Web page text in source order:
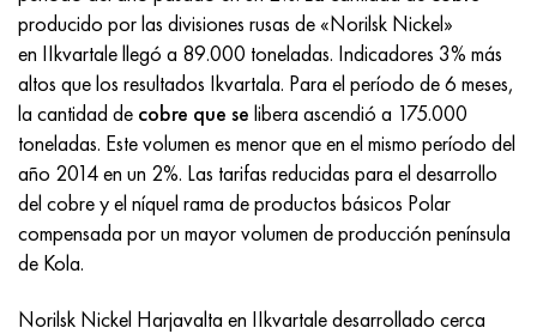
producido por las divisiones rusas de «Norilsk Nickel»
en IIkvartale llegó a 89.000 toneladas. Indicadores 3% más
altos que los resultados Ikvartala. Para el período de 6 meses,
la cantidad de cobre que se libera ascendió a 175.000
toneladas. Este volumen es menor que en el mismo período del
año 2014 en un 2%. Las tarifas reducidas para el desarrollo
del cobre y el níquel rama de productos básicos Polar
compensada por un mayor volumen de producción península
de Kola.
Norilsk Nickel Harjavalta en IIkvartale desarrollado cerca
René 41
Maraging 300
Maraging 350
MP35N
Aleación 50NP
50NHS
Aleación 52N
52K12F
KhN67MVTYu
KhN68VKTYU
KhN68VMTYUK-vd
KhN70VMTYu
SPT-2 sv
A LAS 3
3M
TL3
Custom 455® - 1.4543 - uns s45500
1.4545 - 15-5Ph®
1.4548 - 17-4Ph®
1.4550 - AISI 347
15x11mf
15х12vnmf
15Х12Н2MVFAB
15X16K5N2MVFAB
C65620, CuSi3Fe2Zn3
C65100, CuSi1.5
Bronce estaño-plomo
c92200, CuSn6Zn4Pb2
20G, 20mn5
20XH3A, AISI 4320, 20hn3a
20HM, 24CrMo5, 20hm
25KhGM, 20CrMo5, 1.7264
P18, 1,3355, hs18-0-1, sw18
Acero carbono
10,1.1645, C105W1
11G12, 110G13L, X120Mn12